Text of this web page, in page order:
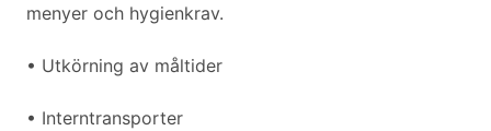
menyer och hygienkrav.
• Utkörning av måltider
• Interntransporter